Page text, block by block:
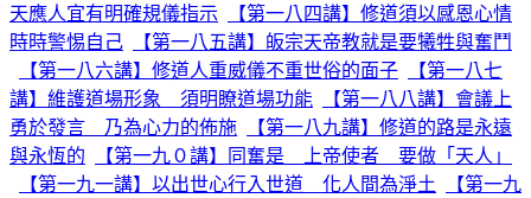
天應人宜有明確規儀指示
【第一八四講】修道須以感恩心情
時時警惕自己
【第一八五講】皈宗天帝教就是要犧牲與奮鬥
【第一八六講】修道人重威儀不重世俗的面子
【第一八七
講】維護道場形象 須明瞭道場功能
【第一八八講】會議上
勇於發言 乃為心力的佈施
【第一八九講】修道的路是永遠
與永恆的
【第一九０講】同奮是 上帝使者 要做「天人」
【第一九一講】以出世心行入世道 化人間為淨土
【第一九